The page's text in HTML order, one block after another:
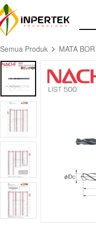
Semua Produk MATA BOR